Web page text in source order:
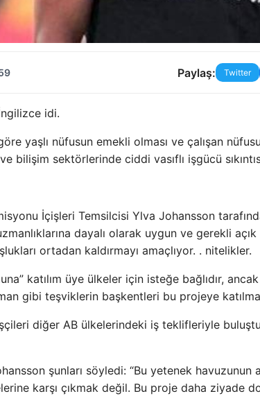
Paylaş: Twitter
idi.
yaşlı nüfusun emekli olması ve çalışan
bilişim sektörlerinde ciddi vasıflı işgücü
İçişleri Temsilcisi Ylva Johansson
dayalı olarak uygun ve gerekli
ortadan kaldırmayı amaçlıyor. . nitelikler.
katılım üye ülkeler için isteğe bağlıdır,
gibi teşviklerin başkentleri bu projeye
diğer AB ülkelerindeki iş teklifleriyle
şunları söyledi: “Bu yetenek
karşı çıkmak değil. Bu proje daha ziyade